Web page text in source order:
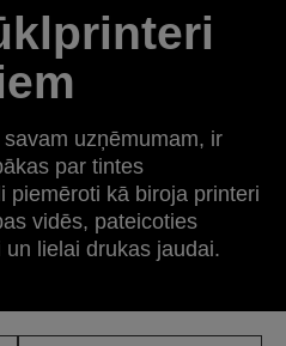
uzņēmumam, ir
par tintes
piemēroti kā biroja printeri
vidēs, pateicoties
lielai drukas jaudai.